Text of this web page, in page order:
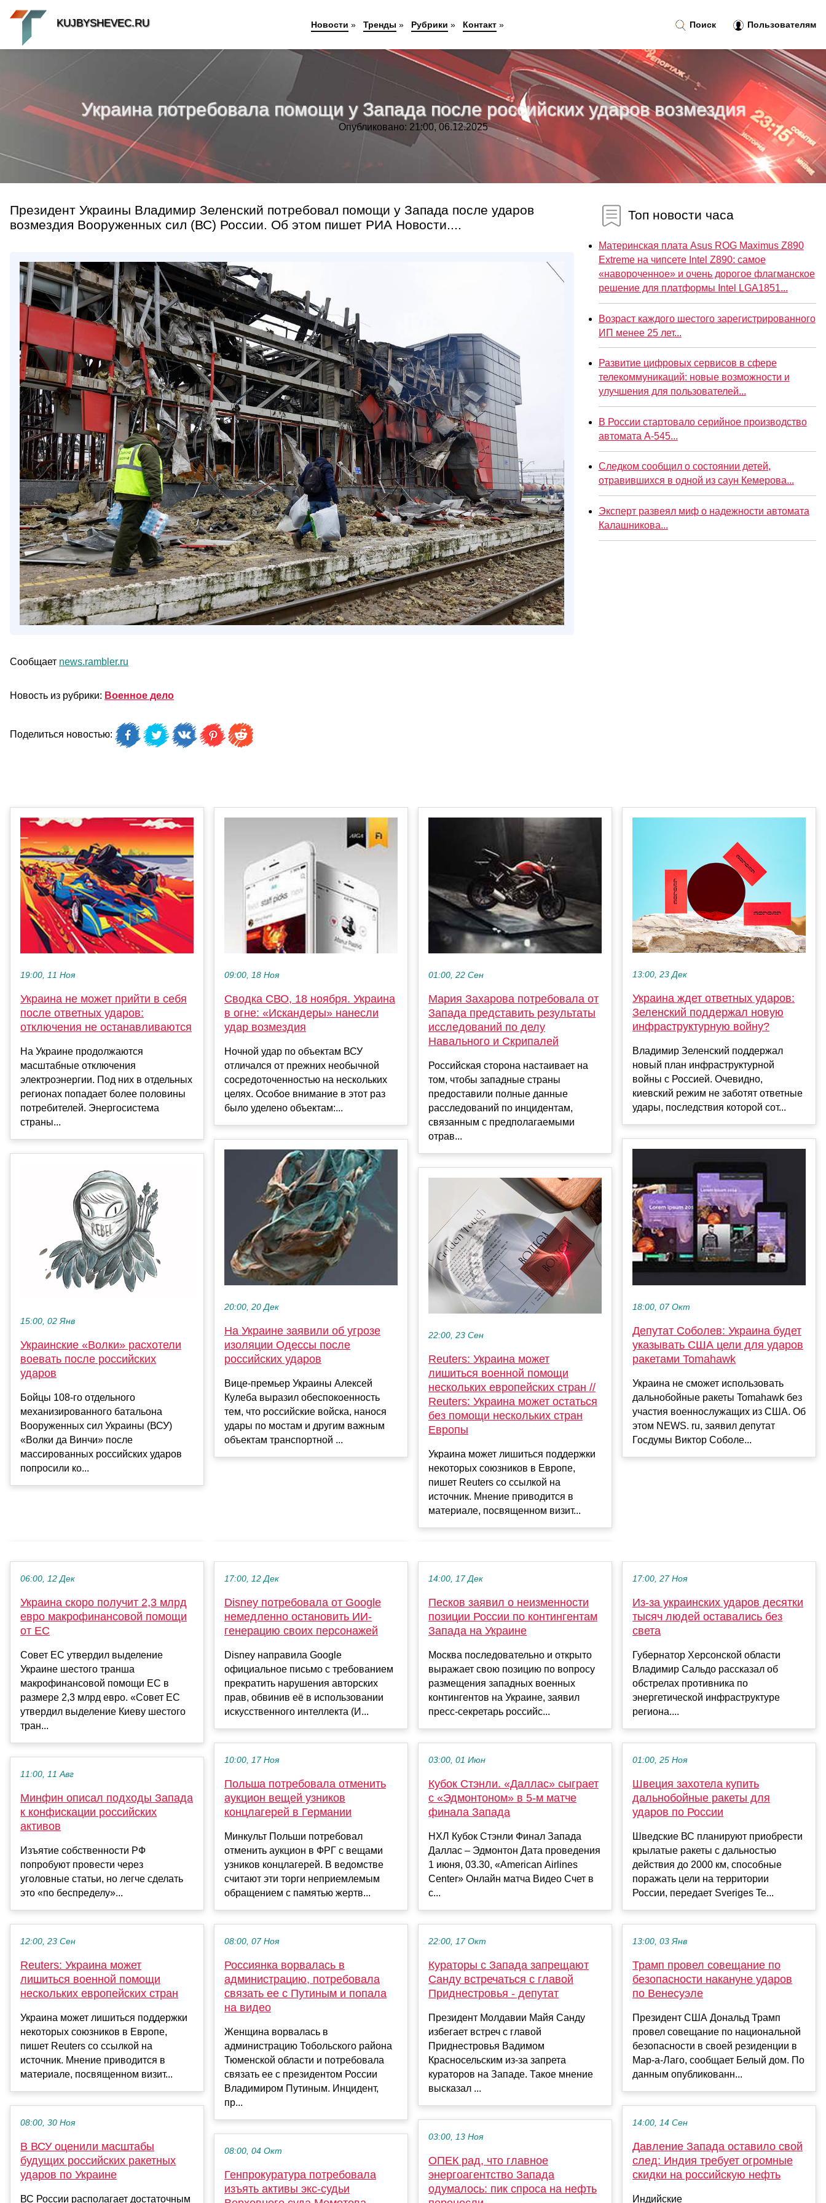
Украина потребовала помощи у Запада после российских ударов возмездия
Опубликовано: 21:00, 06.12.2025
Президент Украины Владимир Зеленский потребовал помощи у Запада после ударов
возмездия Вооруженных сил (ВС) России. Об этом пишет РИА Новости....
Сообщает news.rambler.ru
Новость из рубрики: Военное дело
Поделиться новостью:
Топ новости часа
Материнская плата Asus ROG Maximus Z890
Extreme на чипсете Intel Z890: самое
«навороченное» и очень дорогое флагманское
решение для платформы Intel LGA1851...
Возраст каждого шестого зарегистрированного
ИП менее 25 лет...
Развитие цифровых сервисов в сфере
телекоммуникаций: новые возможности и
улучшения для пользователей...
В России стартовало серийное производство
автомата А-545...
Следком сообщил о состоянии детей,
отравившихся в одной из саун Кемерова...
Эксперт развеял миф о надежности автомата
Калашникова...
19:00, 11 Ноя
Украина не может прийти в себя
после ответных ударов:
отключения не останавливаются
На Украине продолжаются
масштабные отключения
электроэнергии. Под них в отдельных
регионах попадает более половины
потребителей. Энергосистема
страны...
15:00, 02 Янв
Украинские «Волки» расхотели
воевать после российских
ударов
Бойцы 108-го отдельного
механизированного батальона
Вооруженных сил Украины (ВСУ)
«Волки да Винчи» после
массированных российских ударов
попросили ко...
09:00, 18 Ноя
Сводка СВО, 18 ноября. Украина
в огне: «Искандеры» нанесли
удар возмездия
​Ночной удар по объектам ВСУ
отличался от прежних необычной
сосредоточенностью на нескольких
целях. Особое внимание в этот раз
было уделено объектам:...
20:00, 20 Дек
На Украине заявили об угрозе
изоляции Одессы после
российских ударов
Вице-премьер Украины Алексей
Кулеба выразил обеспокоенность
тем, что российские войска, нанося
удары по мостам и другим важным
объектам транспортной ...
01:00, 22 Сен
Мария Захарова потребовала от
Запада представить результаты
исследований по делу
Навального и Скрипалей
Российская сторона настаивает на
том, чтобы западные страны
предоставили полные данные
расследований по инцидентам,
связанным с предполагаемыми
отрав...
22:00, 23 Сен
Reuters: Украина может
лишиться военной помощи
нескольких европейских стран //
Reuters: Украина может остаться
без помощи нескольких стран
Европы
Украина может лишиться поддержки
некоторых союзников в Европе,
пишет Reuters со ссылкой на
источник. Мнение приводится в
материале, посвященном визит...
13:00, 23 Дек
Украина ждет ответных ударов:
Зеленский поддержал новую
инфраструктурную войну?
Владимир Зеленский поддержал
новый план инфраструктурной
войны с Россией. Очевидно,
киевский режим не заботят ответные
удары, последствия которой сот...
18:00, 07 Окт
Депутат Соболев: Украина будет
указывать США цели для ударов
ракетами Tomahawk
Украина не сможет использовать
дальнобойные ракеты Tomahawk без
участия военнослужащих из США. Об
этом NEWS. ru, заявил депутат
Госдумы Виктор Соболе...
06:00, 12 Дек
Украина скоро получит 2,3 млрд
евро макрофинансовой помощи
от ЕС
Совет ЕС утвердил выделение
Украине шестого транша
макрофинансовой помощи ЕС в
размере 2,3 млрд евро. «Совет ЕС
утвердил выделение Киеву шестого
тран...
11:00, 11 Авг
Минфин описал подходы Запада
к конфискации российских
активов
Изъятие собственности РФ
попробуют провести через
уголовные статьи, но легче сделать
это «по беспределу»...
12:00, 23 Сен
Reuters: Украина может
лишиться военной помощи
нескольких европейских стран
Украина может лишиться поддержки
некоторых союзников в Европе,
пишет Reuters со ссылкой на
источник. Мнение приводится в
материале, посвященном визит...
08:00, 30 Ноя
В ВСУ оценили масштабы
будущих российских ракетных
ударов по Украине
ВС России располагает достаточным
17:00, 12 Дек
Disney потребовала от Google
немедленно остановить ИИ-
генерацию своих персонажей
Disney направила Google
официальное письмо с требованием
прекратить нарушения авторских
прав, обвинив её в использовании
искусственного интеллекта (И...
10:00, 17 Ноя
Польша потребовала отменить
аукцион вещей узников
концлагерей в Германии
Минкульт Польши потребовал
отменить аукцион в ФРГ с вещами
узников концлагерей. В ведомстве
считают эти торги неприемлемым
обращением с памятью жертв...
08:00, 07 Ноя
Россиянка ворвалась в
администрацию, потребовала
связать ее с Путиным и попала
на видео
Женщина ворвалась в
администрацию Тобольского района
Тюменской области и потребовала
связать ее с президентом России
Владимиром Путиным. Инцидент,
пр...
08:00, 04 Окт
Генпрокуратура потребовала
изъять активы экс-судьи
14:00, 17 Дек
Песков заявил о неизменности
позиции России по контингентам
Запада на Украине
Москва последовательно и открыто
выражает свою позицию по вопросу
размещения западных военных
контингентов на Украине, заявил
пресс-секретарь российс...
03:00, 01 Июн
Кубок Стэнли. «Даллас» сыграет
с «Эдмонтоном» в 5-м матче
финала Запада
НХЛ Кубок Стэнли Финал Запада
Даллас – Эдмонтон Дата проведения
1 июня, 03.30, «American Airlines
Center» Онлайн матча Видео Счет в
с...
22:00, 17 Окт
Кураторы с Запада запрещают
Санду встречаться с главой
Приднестровья - депутат
Президент Молдавии Майя Санду
избегает встреч с главой
Приднестровья Вадимом
Красносельским из-за запрета
кураторов на Западе. Такое мнение
высказал ...
03:00, 13 Ноя
ОПЕК рад, что главное
энергоагентство Запада
одумалось: пик спроса на нефть
17:00, 27 Ноя
Из-за украинских ударов десятки
тысяч людей оставались без
света
Губернатор Херсонской области
Владимир Сальдо рассказал об
обстрелах противника по
энергетической инфраструктуре
региона....
01:00, 25 Ноя
Швеция захотела купить
дальнобойные ракеты для
ударов по России
Шведские ВС планируют приобрести
крылатые ракеты с дальностью
действия до 2000 км, способные
поражать цели на территории
России, передает Sveriges Te...
13:00, 03 Янв
Трамп провел совещание по
безопасности накануне ударов
по Венесуэле
Президент США Дональд Трамп
провел совещание по национальной
безопасности в своей резиденции в
Мар-а-Лаго, сообщает Белый дом. По
данным опубликованн...
14:00, 14 Сен
Давление Запада оставило свой
след: Индия требует огромные
скидки на российскую нефть
Индийские
Поиск Пользователям
KUJBYSHEVEC.RU Новости » Тренды » Рубрики » Контакт»